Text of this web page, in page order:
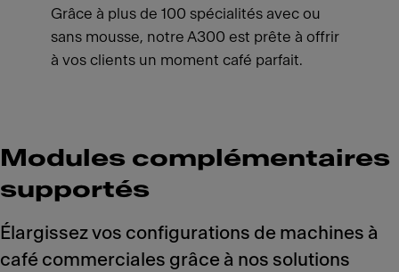
Grâce à plus de 100 spécialités avec ou
sans mousse, notre A300 est prête à offrir
à vos clients un moment café parfait.
Modules complémentaires
supportés
Élargissez vos configurations de machines à
café commerciales grâce à nos solutions